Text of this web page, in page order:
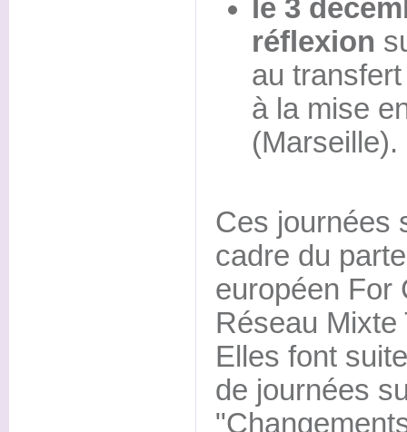
le 3
réflexion
au
à la mise
(Marseille).
Ces journées
cadre du
européen For
Réseau Mixte
Elles font
de journées